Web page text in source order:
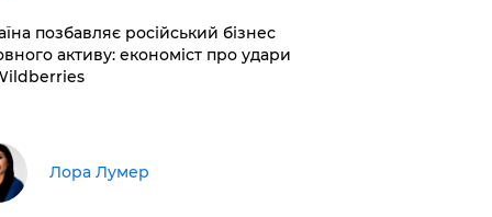
позбавляє російський бізнес
активу: економіст про удари
​Лора Лумер